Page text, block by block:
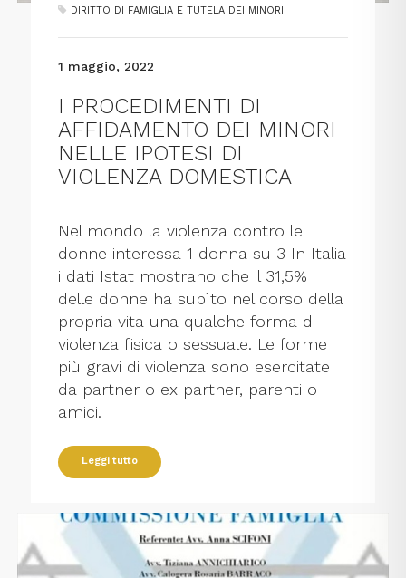
DIRITTO DI FAMIGLIA E TUTELA DEI MINORI
1 maggio, 2022
I PROCEDIMENTI DI
AFFIDAMENTO DEI MINORI
NELLE IPOTESI DI
VIOLENZA DOMESTICA
Nel mondo la violenza contro le
donne interessa 1 donna su 3 In Italia
i dati Istat mostrano che il 31,5%
delle donne ha subìto nel corso della
propria vita una qualche forma di
violenza fisica o sessuale. Le forme
più gravi di violenza sono esercitate
da partner o ex partner, parenti o
amici.
Leggi tutto